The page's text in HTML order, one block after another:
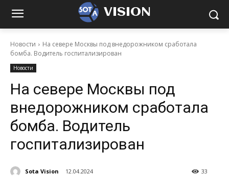
VISION
Новости
На севере Москвы под внедорожником сработала
бомба. Водитель госпитализирован
Новости
На севере Москвы под
внедорожником сработала
бомба. Водитель
госпитализирован
Sota Vision 12.04.2024 33